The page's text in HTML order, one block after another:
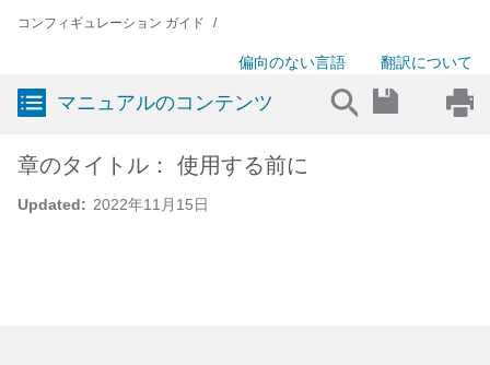
コンフィギュレーション ガイド
偏向のない言語 翻訳について
マニュアルのコンテンツ
Updated: 2022年11月15日
章のタイトル： 使用する前に